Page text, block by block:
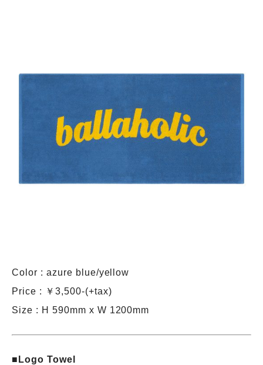
Color : azure blue/yellow
Price : ￥3,500-(+tax)
Size : H 590mm x W 1200mm
■Logo Towel